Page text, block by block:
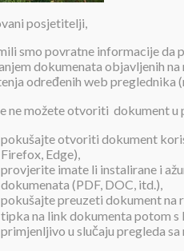
IMG-
V
posjetitelji,
smo povratne informacije da
dokumenata objavljenih
određenih web preglednika
ne možete otvoriti dokument u
pokušajte otvoriti dokument
Firefox, Edge),
provjerite imate li instalirane i
dokumenata (PDF, DOC, itd.),
pokušajte preuzeti dokument na
tipka na link dokumenta potom
primjenljivo u slučaju pregleda